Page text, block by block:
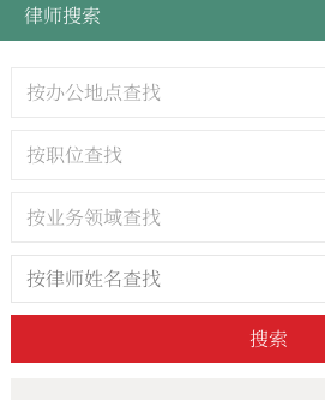
律师搜索
按办公地点查找
按职位查找
按业务领域查找
搜索